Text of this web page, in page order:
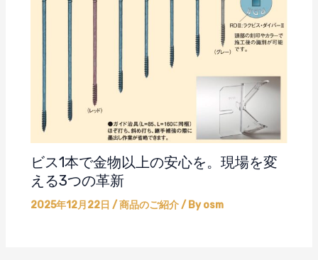
ビス1本で金物以上の安心を。現場を変
える3つの革新
2025年12月22日 /商品のご紹介/ Byosm